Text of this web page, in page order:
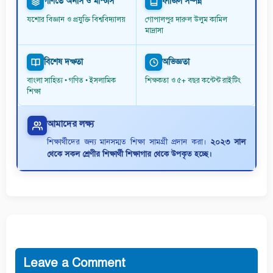
যশোর বিজ্ঞান ও প্রযুক্তি বিশ্ববিদ্যালয়
গোপালপুর দারুল উলুম কামিল
মাদ্রাসা
বিশেষ দক্ষতা
বাংলা সাহিত্য • গণিত • ইসলামিক
শিক্ষা
অভিজ্ঞতা
শিক্ষকতা ও ৫+ বছর কন্টেন্ট রাইটিং
আমাদের লক্ষ্য
শিক্ষার্থীদের জন্য মানসম্মত শিক্ষা সামগ্রী প্রদান করা। ২০২৩ সাল
থেকে সকল শ্রেণীর শিক্ষার্থী শিক্ষাগার থেকে উপকৃত হচ্ছে।
Leave a Comment